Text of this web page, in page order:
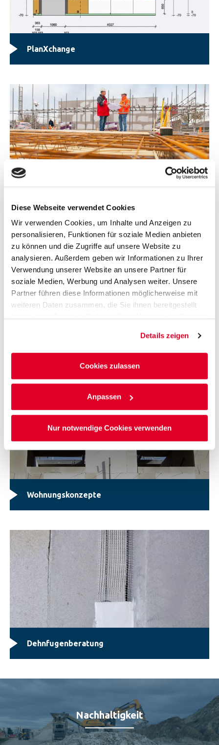
Diese Webseite verwendet Cookies
Wir verwenden Cookies, um Inhalte und Anzeigen zu
personalisieren, Funktionen für soziale Medien anbieten
zu können und die Zugriffe auf unsere Website zu
analysieren. Außerdem geben wir Informationen zu Ihrer
Verwendung unserer Website an unsere Partner für
soziale Medien, Werbung und Analysen weiter. Unsere
Partner führen diese Informationen möglicherweise mit
weiteren Daten zusammen, die Sie ihnen bereitgestellt
Details zeigen
Cookies zulassen
Anpassen
Nur notwendige Cookies verwenden
PlanXchange
Wohnungskonzepte
Dehnfugenberatung
Nachhaltigkeit